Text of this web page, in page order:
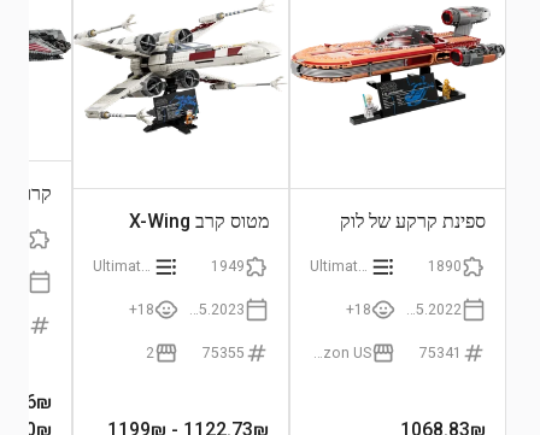
ספינת קרקע של לוק
1890
18+
75341
1068.83₪
מטוס קרב X-Wing
1949
18+
75355
2
1122.73₪
- 1199₪
₪